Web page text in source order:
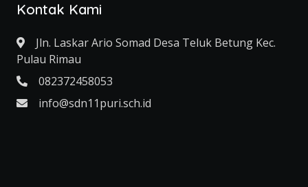
Kontak Kami
Jln. Laskar Ario Somad Desa Teluk Betung Kec.
Pulau Rimau
082372458053
info@sdn11puri.sch.id